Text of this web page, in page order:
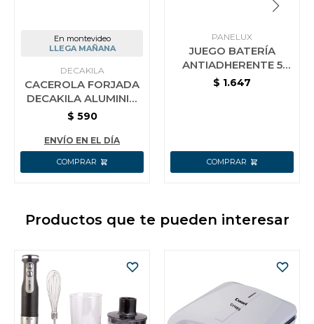
En montevideo
LLEGA MAÑANA
DECAKILA
CACEROLA FORJADA
DECAKILA ALUMINIO
16 CM
$ 590
ENVÍO EN EL DÍA
PANELUX
JUEGO BATERÍA
ANTIADHERENTE 5
PIEZAS C/TAPA
$ 1.647
Productos que te pueden interesar